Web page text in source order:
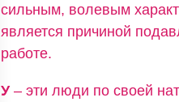
сильным, волевым
является причиной
работе.
У– эти люди по своей